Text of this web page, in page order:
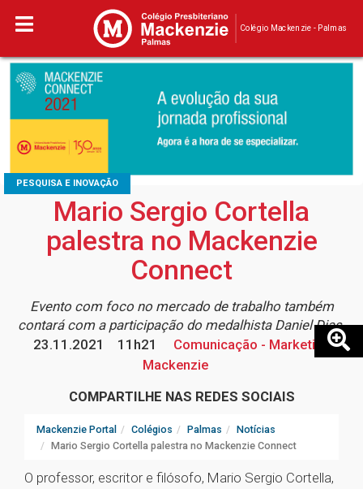
Colégio Mackenzie - Palmas
PESQUISA E INOVAÇÃO
Mario Sergio Cortella
palestra no Mackenzie
Connect
Evento com foco no mercado de trabalho também
contará com a participação do medalhista Daniel Dias
23.11.2021
11h21
Comunicação - Marketing
Mackenzie
COMPARTILHE NAS REDES SOCIAIS
Mackenzie Portal Colégios Palmas
Notícias
Mario Sergio Cortella palestra no Mackenzie Connect
O professor, escritor e filósofo, Mario Sergio Cortella,